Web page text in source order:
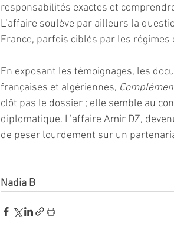
responsabilités exactes et
L’affaire soulève par ailleurs la
France, parfois ciblés par les régimes
En exposant les témoignages, les
françaises et algériennes,
clôt pas le dossier ; elle semble au
diplomatique. L’affaire Amir DZ,
de peser lourdement sur un
Nadia B